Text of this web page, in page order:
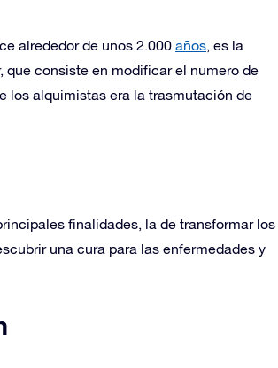
alrededor de unos 2.000 años, es la
consiste en modificar el numero de
los alquimistas era la trasmutación de
finalidades, la de transformar los
una cura para las enfermedades y